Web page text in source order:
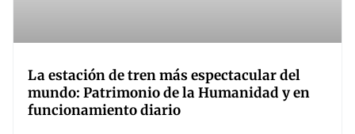
La estación de tren más espectacular del
mundo: Patrimonio de la Humanidad y en
funcionamiento diario